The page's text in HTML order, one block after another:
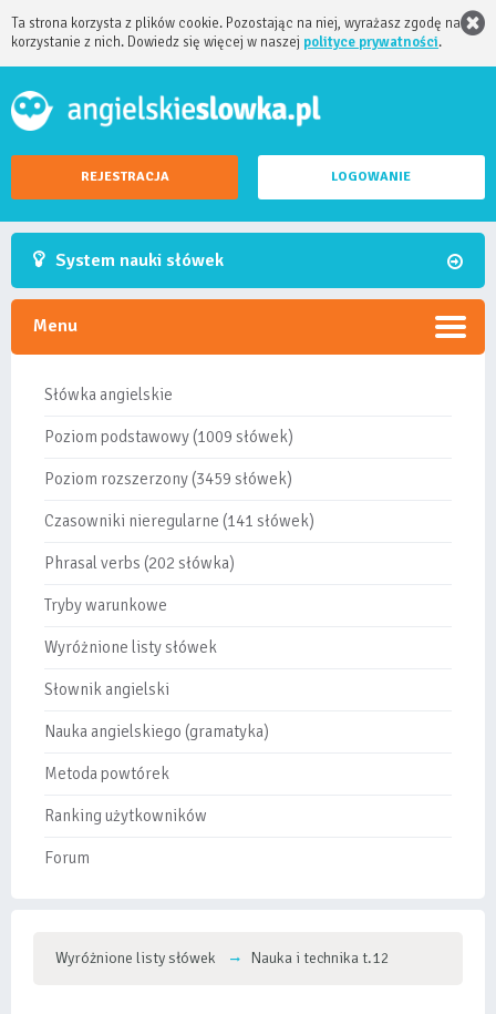
Ta strona korzysta z plików cookie. Pozostając na niej, wyrażasz zgodę na
korzystanie z nich. Dowiedz się więcej w naszej polityce prywatności.
REJESTRACJA LOGOWANIE
System nauki słówek
Menu
Słówka angielskie
Poziom podstawowy (1009 słówek)
Poziom rozszerzony (3459 słówek)
Czasowniki nieregularne (141 słówek)
Phrasal verbs (202 słówka)
Tryby warunkowe
Wyróżnione listy słówek
Słownik angielski
Nauka angielskiego (gramatyka)
Metoda powtórek
Ranking użytkowników
Forum
Wyróżnione listy słówek Nauka i technika t.12